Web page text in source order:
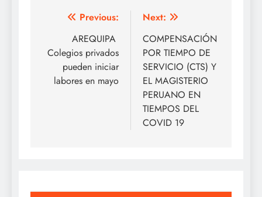
Navegación
entradas
Previous:
AREQUIPA ​
Colegios privados
pueden iniciar
labores en mayo
Next:
COMPENSACIÓN
POR TIEMPO DE
SERVICIO (CTS) Y
EL MAGISTERIO
PERUANO EN
TIEMPOS DEL
COVID 19